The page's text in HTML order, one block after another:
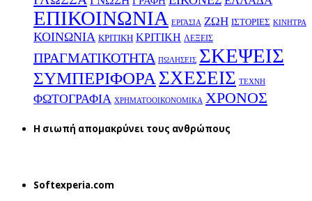
ΕΠΙΚΟΙΝΩΝΙΑ ΕΡΓΑΣΙΑ ΖΩΗ ΙΣΤΟΡΙΕΣ ΚΙΝΗΤΡΑ
ΚΟΙΝΩΝΙΑ ΚΡΙΤΙΚΗ ΚΡΙΤΙΚΗ ΛΕΞΕΙΣ
ΠΡΑΓΜΑΤΙΚΟΤΗΤΑ ΠΩΛΗΣΕΙΣ ΣΚΕΨΕΙΣ
ΣΥΜΠΕΡΙΦΟΡΑΣΧΕΣΕΙΣ ΤΕΧΝΗ
ΦΩΤΟΓΡΑΦΙΑ ΧΡΗΜΑΤΟΟΙΚΟΝΟΜΙΚΑ ΧΡΟΝΟΣ
H σιωπή απομακρύνει τους ανθρώπους
Softexperia.com